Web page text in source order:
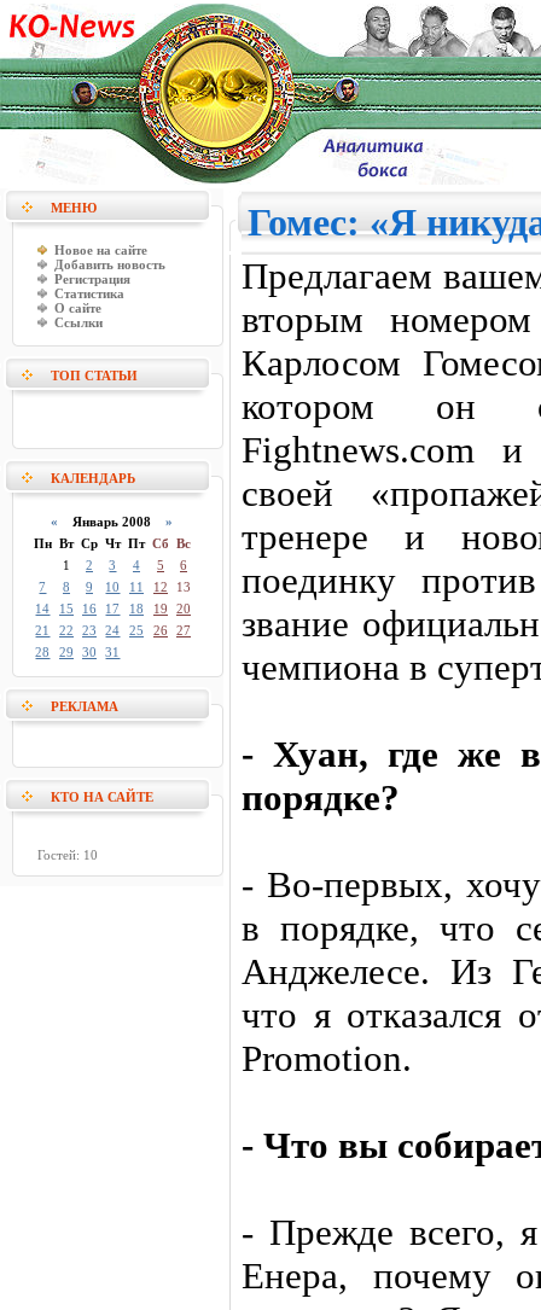
МЕНЮ
Новое на сайте
Добавить новость
Регистрация
Статистика
О сайте
Ссылки
ТОП СТАТЬИ
КАЛЕНДАРЬ
« Январь 2008»
Пн Вт Ср Чт Пт Сб Вс
1
2 3 4 5
6
7
8 9 10 11 12
13
14
15 16 17 18 19
20
21
22 23 24 25 26 27
28
29 30 31
РЕКЛАМА
КТО НА САЙТЕ
Гостей: 10
Гомес: «Я
Предлагаем
вторым
Карлосом
котором он
Fightnews.com
своей
тренере и
поединку
звание
чемпиона в
- Хуан, где же
порядке?
- Во-первых,
в порядке, что
Анджелесе. Из
что я отказался
Promotion.
- Что вы
- Прежде всего,
Енера, почему